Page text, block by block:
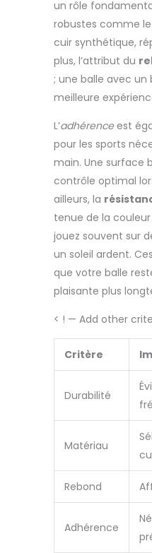
confortable, ajustée
massages des
poignets. Les
niveaux de dureté
offrent plus de choix
garantissent une
poursuite ou les
régulières.
Conçus pour
chiens et
Herding
extérieurs tels
un plaisir accru
échelle qui
un rôle
robustes comme
cuir synthétique,
plus, l’attribut du
; une balle avec
meilleure
L’adhérenceest
pour les sports
main. Une surface
contrôle optimal
ailleurs, la
tenue de la
jouez souvent sur
un soleil ardent.
que votre balle
plaisante plus
< ! — Add other
Critère
Durabilité
Matériau
Rebond
Adhérence